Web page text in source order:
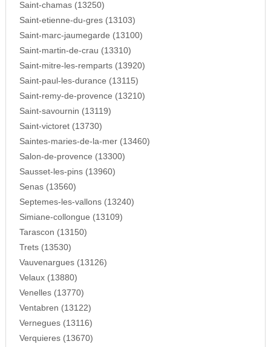
Saint-chamas (13250)
Saint-etienne-du-gres (13103)
Saint-marc-jaumegarde (13100)
Saint-martin-de-crau (13310)
Saint-mitre-les-remparts (13920)
Saint-paul-les-durance (13115)
Saint-remy-de-provence (13210)
Saint-savournin (13119)
Saint-victoret (13730)
Saintes-maries-de-la-mer (13460)
Salon-de-provence (13300)
Sausset-les-pins (13960)
Senas (13560)
Septemes-les-vallons (13240)
Simiane-collongue (13109)
Tarascon (13150)
Trets (13530)
Vauvenargues (13126)
Velaux (13880)
Venelles (13770)
Ventabren (13122)
Vernegues (13116)
Verquieres (13670)